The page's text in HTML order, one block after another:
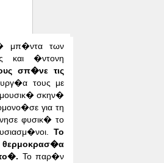
μπ�ντα των
και �ντονη
σπ�νε τις
τους με
μουσικ� σκην�
για τη
φυσικ� το
Το
Το παρ�ν